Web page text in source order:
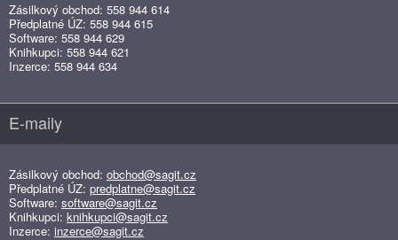
Zásilkový obchod: 558 944 614
Předplatné ÚZ: 558 944 615
Software: 558 944 629
Knihkupci: 558 944 621
Inzerce: 558 944 634
E-maily
Zásilkový obchod: obchod@sagit.cz
Předplatné ÚZ: predplatne@sagit.cz
Software: software@sagit.cz
Knihkupci: knihkupci@sagit.cz
Inzerce: inzerce@sagit.cz